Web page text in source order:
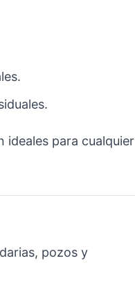
ideales para cualquier
pozos y